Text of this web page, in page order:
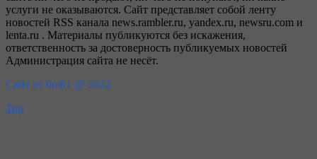
услуги не оказываются. Сайт представляет собой ленту
новостей RSS канала news.rambler.ru, yandex.ru, newsru.com и
lenta.ru . Материалы публикуются без искажения,
ответственность за достоверность публикуемых новостей
Администрация сайта не несёт.
Сайт от bmb1 @ 2022
Top